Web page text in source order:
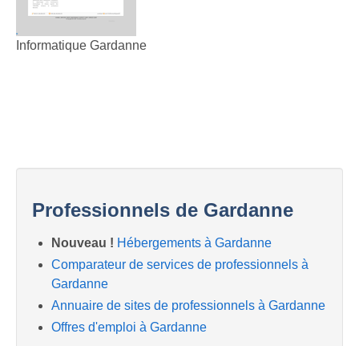
Informatique Gardanne
Professionnels de Gardanne
Nouveau ! Hébergements à Gardanne
Comparateur de services de professionnels à
Gardanne
Annuaire de sites de professionnels à Gardanne
Offres d'emploi à Gardanne